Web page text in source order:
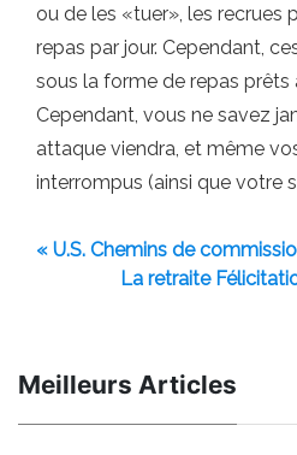
ou de les «tuer», les recrues
repas par jour. Cependant,
sous la forme de repas prêts
Cependant, vous ne savez
attaque viendra, et même
interrompus (ainsi que votre
« U.S. Chemins de
La retraite
Meilleurs Articles